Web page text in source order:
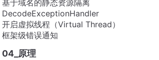
基于域名的静态资源隔离
DecodeExceptionHandler
开启虚拟线程（Virtual Thread）
框架级错误通知
04_原理